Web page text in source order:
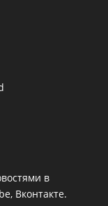
в
Вконтакте.